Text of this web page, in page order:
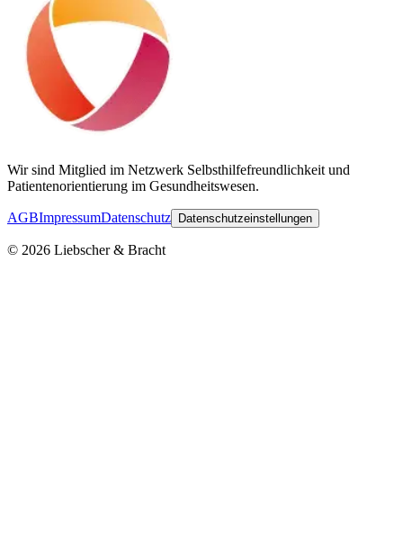
Wir sind Mitglied im Netzwerk Selbsthilfefreundlichkeit und
Patientenorientierung im Gesundheitswesen.
AGBImpressumDatenschutz Datenschutzeinstellungen
© 2026 Liebscher & Bracht